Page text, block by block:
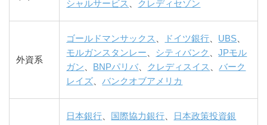
シャルサービス 、 クレディセゾン
外資系
ゴールドマンサックス 、 ドイツ銀行、 UBS、
モルガンスタンレー、 シティバンク 、JPモル
ガン、 BNPパリバ、 クレディスイス 、バーク
レイズ、バンクオブアメリカ
日本銀行、 国際協力銀行、
日本政策投資銀